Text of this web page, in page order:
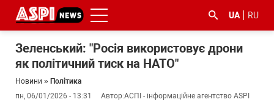
UA RU
Зеленський: "Росія використовує дрони
як політичний тиск на НАТО"
Новини » Політика
пн, 06/01/2026 - 13:31
Автор:АСПІ - інформаційне агентство ASPI